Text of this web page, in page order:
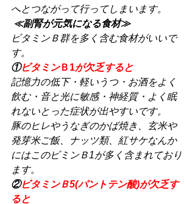
へとつながって行ってしまいます。
≪副腎が元気になる食材≫
ビタミンＢ群を多く含む食材がいいで
す。
①ビタミンＢ1が欠乏すると
記憶力の低下・軽いうつ・お酒をよく
飲む・音と光に敏感・神経質・よく眠
れないとった症状が出やすいです。
豚のヒレやうなぎのかば焼き、玄米や
発芽米ご飯、ナッツ類、紅サケなんか
にはこのビミンＢ1が多く含まれており
ます。
②ビタミンＢ5(パントテン酸)が欠乏す
ると